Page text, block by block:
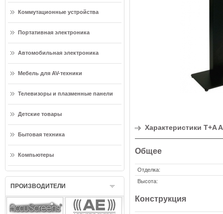
Коммутационные устройства
Портативная электроника
Автомобильная электроника
Мебель для AV-техники
Телевизоры и плазменные панели
Детские товары
Бытовая техника
Компьютеры
ПРОИЗВОДИТЕЛИ
Характеристики T+A
Общее
Отделка:
Высота:
Конструкция